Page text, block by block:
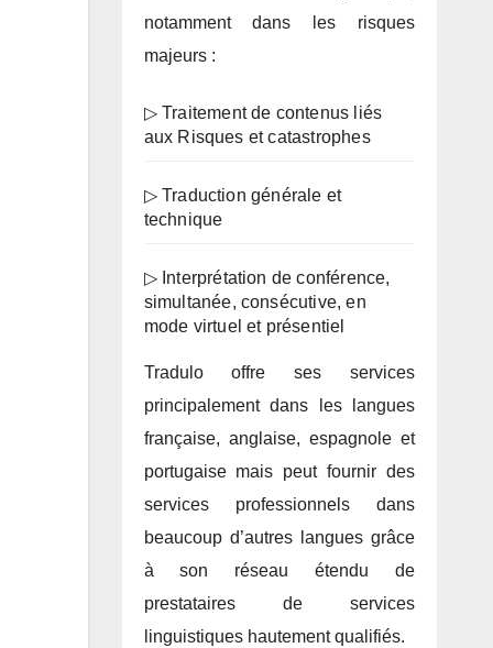
notamment dans les risques
majeurs :
▷ Traitement de contenus liés
aux Risques et catastrophes
▷ Traduction générale et
technique
▷ Interprétation de conférence,
simultanée, consécutive, en
mode virtuel et présentiel
Tradulo offre ses services
principalement dans les langues
française, anglaise, espagnole et
portugaise mais peut fournir des
services professionnels dans
beaucoup d’autres langues grâce
à son réseau étendu de
prestataires de services
linguistiques hautement qualifiés.